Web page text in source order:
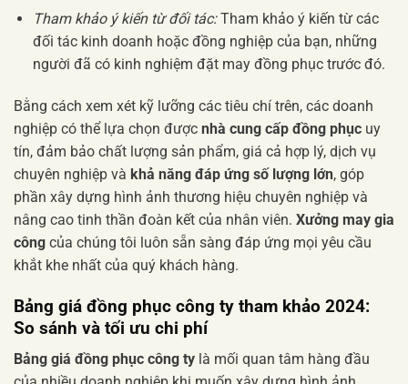
Tham khảo ý kiến từ đối tác:Tham khảo ý kiến từ các
đối tác kinh doanh hoặc đồng nghiệp của bạn, những
người đã có kinh nghiệm đặt may đồng phục trước đó.
Bằng cách xem xét kỹ lưỡng các tiêu chí trên, các doanh
nghiệp có thể lựa chọn được nhà cung cấp đồng phục uy
tín, đảm bảo chất lượng sản phẩm, giá cả hợp lý, dịch vụ
chuyên nghiệp và khả năng đáp ứng số lượng lớn, góp
phần xây dựng hình ảnh thương hiệu chuyên nghiệp và
nâng cao tinh thần đoàn kết của nhân viên. Xưởng may gia
công của chúng tôi luôn sẵn sàng đáp ứng mọi yêu cầu
khắt khe nhất của quý khách hàng.
Bảng giá đồng phục công ty tham khảo 2024:
So sánh và tối ưu chi phí
Bảng giá đồng phục công ty là mối quan tâm hàng đầu